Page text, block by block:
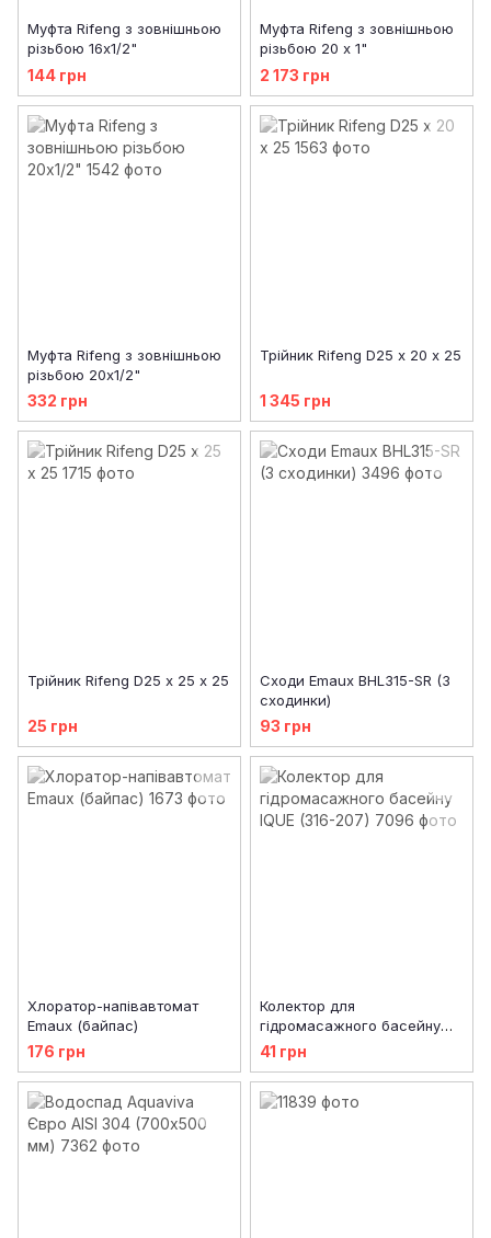
Муфта Rifeng з зовнішньою
різьбою 16х1/2"
144 грн
Муфта Rifeng з зовнішньою
різьбою 20 х 1"
2 173 грн
Муфта Rifeng з зовнішньою
різьбою 20х1/2"
332 грн
Трійник Rifeng D25 х 20 х 25
1 345 грн
Трійник Rifeng D25 х 25 х 25
25 грн
Сходи Emaux BHL315-SR (3
сходинки)
93 грн
Хлоратор-напівавтомат
Emaux (байпас)
176 грн
Колектор для
гідромасажного басейну
IQUE (316-207)
41 грн